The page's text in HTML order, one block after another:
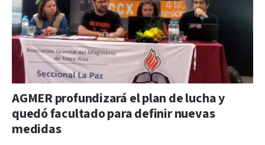
AGMER profundizará el plan de lucha y
quedó facultado para definir nuevas
medidas